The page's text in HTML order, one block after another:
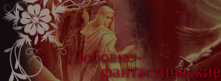
Любовно-
фантастические